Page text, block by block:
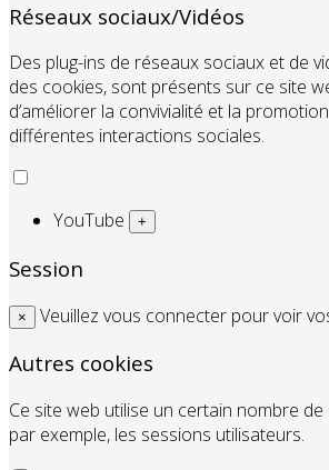
Réseaux sociaux/Vidéos
Des plug-ins de réseaux sociaux et de
des cookies, sont présents sur ce site
d’améliorer la convivialité et la
différentes interactions sociales.
YouTube +
Session
× Veuillez vous connecter pour voir
Autres cookies
Ce site web utilise un certain nombre
par exemple, les sessions utilisateurs.